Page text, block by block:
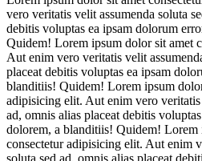
vero veritatis velit assumenda soluta
debitis voluptas ea ipsam dolorum
Quidem! Lorem ipsum dolor sit amet
Aut enim vero veritatis velit
placeat debitis voluptas ea ipsam
blanditiis! Quidem! Lorem ipsum
adipisicing elit. Aut enim vero veritatis
ad, omnis alias placeat debitis
dolorem, a blanditiis! Quidem! Lorem
consectetur adipisicing elit. Aut enim
soluta sed ad, omnis alias placeat